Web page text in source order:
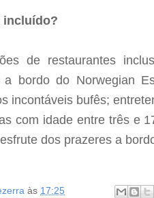
incluído?
de restaurantes
a bordo do Norwegian
incontáveis bufês;
com idade entre três e
dos prazeres a
às 17:25